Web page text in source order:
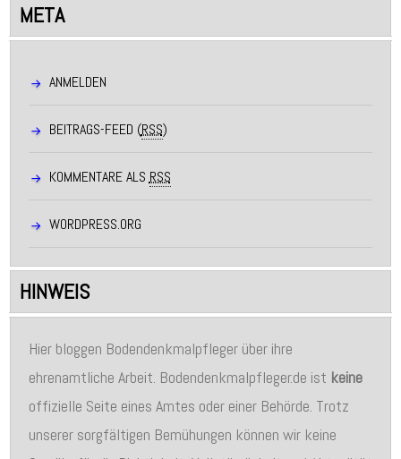
META
ANMELDEN
BEITRAGS-FEED (RSS)
KOMMENTARE ALS RSS
WORDPRESS.ORG
HINWEIS
Hier bloggen Bodendenkmalpfleger über ihre
ehrenamtliche Arbeit. Bodendenkmalpfleger.de ist keine
offizielle Seite eines Amtes oder einer Behörde. Trotz
unserer sorgfältigen Bemühungen können wir keine